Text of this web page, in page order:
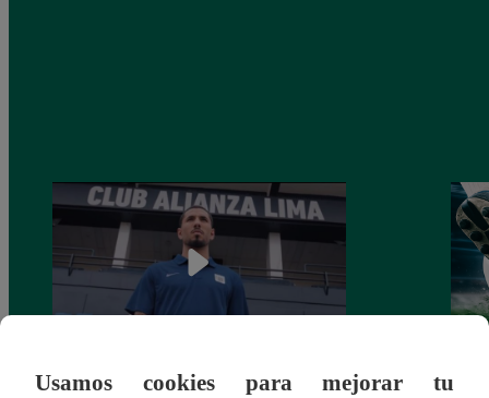
Alianza Lima: así anunció a Sergio Peña
Usamos cookies para mejorar tu